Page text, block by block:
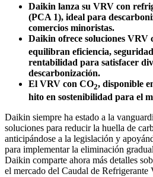
Daikin lanza su VRV con
(PCA 1), ideal para
comercios minoristas.
Daikin ofrece soluciones VRV
equilibran eficiencia,
rentabilidad para satisfacer
descarbonización.
El VRV con CO2, disponible
hito en sostenibilidad para el
Daikin siempre ha estado a la
soluciones para reducir la huella de
anticipándose a la legislación y
para implementar la eliminación
Daikin comparte ahora más detalles
el mercado del Caudal de Refrigerante